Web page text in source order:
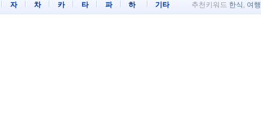
자 차 카 타 파 하 기타 추천키워드 한식 , 여행